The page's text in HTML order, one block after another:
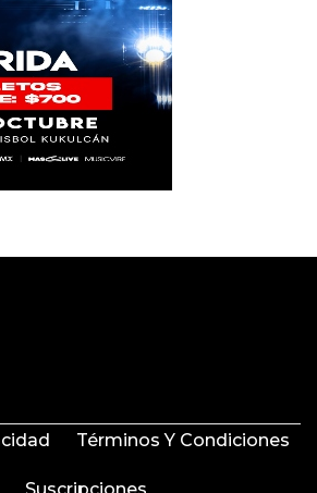
Términos Y Condiciones